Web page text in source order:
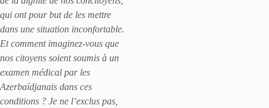
qui ont pour but de les mettre
dans une situation inconfortable.
Et comment imaginez-vous que
nos citoyens soient soumis à un
examen médical par les
Azerbaïdjanais dans ces
conditions ? Je ne l’exclus pas,